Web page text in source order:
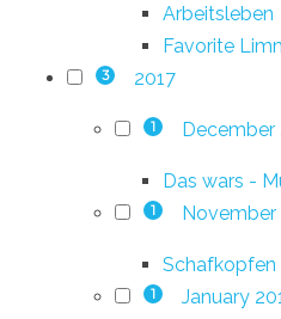
Arbeitsleben
Favorite
3 2017
1 December
Das wars -
1 November
Schafkopfen
1 January